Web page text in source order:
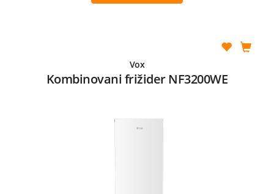
Vox
Kombinovani frižider NF3200WE